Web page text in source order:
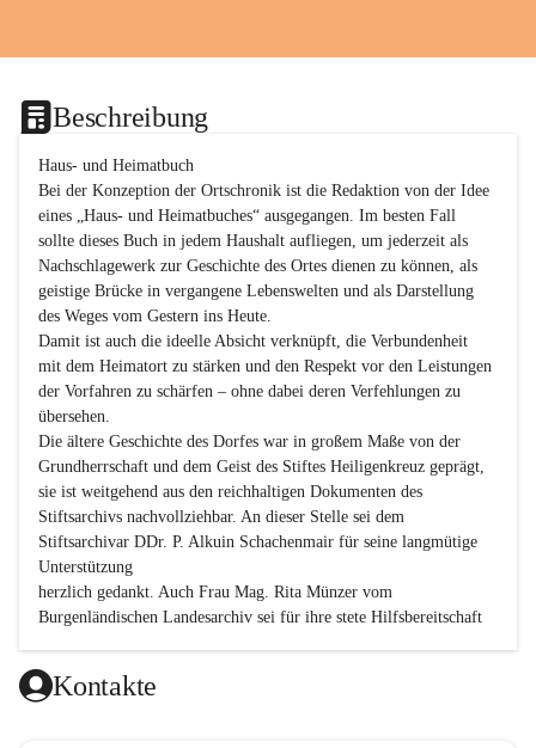
Beschreibung
Haus- und Heimatbuch
Bei der Konzeption der Ortschronik ist die Redaktion von der Idee
eines „Haus- und Heimatbuches“ ausgegangen. Im besten Fall
sollte dieses Buch in jedem Haushalt aufliegen, um jederzeit als
Nachschlagewerk zur Geschichte des Ortes dienen zu können, als
geistige Brücke in vergangene Lebenswelten und als Darstellung
des Weges vom Gestern ins Heute.
Damit ist auch die ideelle Absicht verknüpft, die Verbundenheit
mit dem Heimatort zu stärken und den Respekt vor den Leistungen
der Vorfahren zu schärfen – ohne dabei deren Verfehlungen zu
übersehen.
Die ältere Geschichte des Dorfes war in großem Maße von der
Grundherrschaft und dem Geist des Stiftes Heiligenkreuz geprägt,
sie ist weitgehend aus den reichhaltigen Dokumenten des
Stiftsarchivs nachvollziehbar. An dieser Stelle sei dem
Stiftsarchivar DDr. P. Alkuin Schachenmair für seine langmütige
Unterstützung
herzlich gedankt. Auch Frau Mag. Rita Münzer vom
Burgenländischen Landesarchiv sei für ihre stete Hilfsbereitschaft
Dank gilt den Textautoren dieser Chronik, dem kleinen
Redaktionsteam, für die gute Zusammenarbeit.
Kontakte